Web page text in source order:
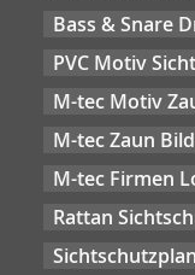
Bass & Snare
PVC Motiv
M-tec Motiv
M-tec Zaun
M-tec Firmen
Rattan